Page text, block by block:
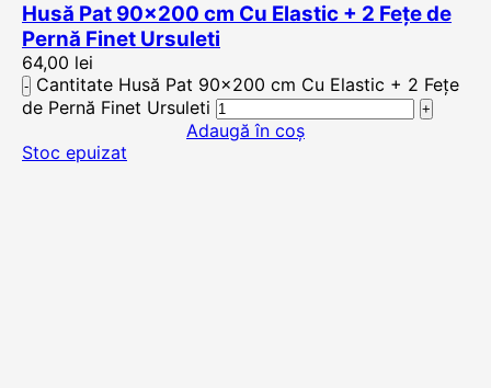
Husă Pat 90×200 cm Cu Elastic + 2 Fețe de
Pernă Finet Ursuleti
64,00 lei
Cantitate Husă Pat 90x200 cm Cu Elastic + 2 Fețe
de Pernă Finet Ursuleti
Adaugă în coș
Stoc epuizat